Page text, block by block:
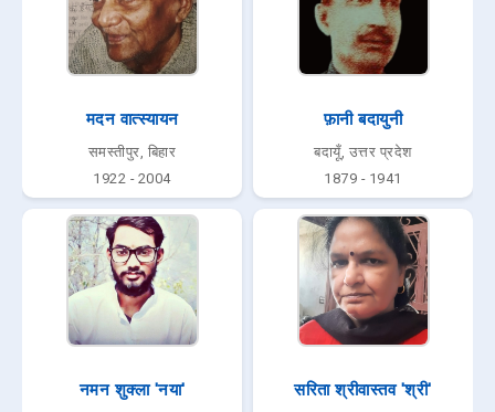
मदन वात्स्यायन
समस्तीपुर, बिहार
1922 - 2004
फ़ानी बदायुनी
बदायूँ, उत्तर प्रदेश
1879 - 1941
नमन शुक्ला 'नया' सरिता श्रीवास्तव 'श्री'